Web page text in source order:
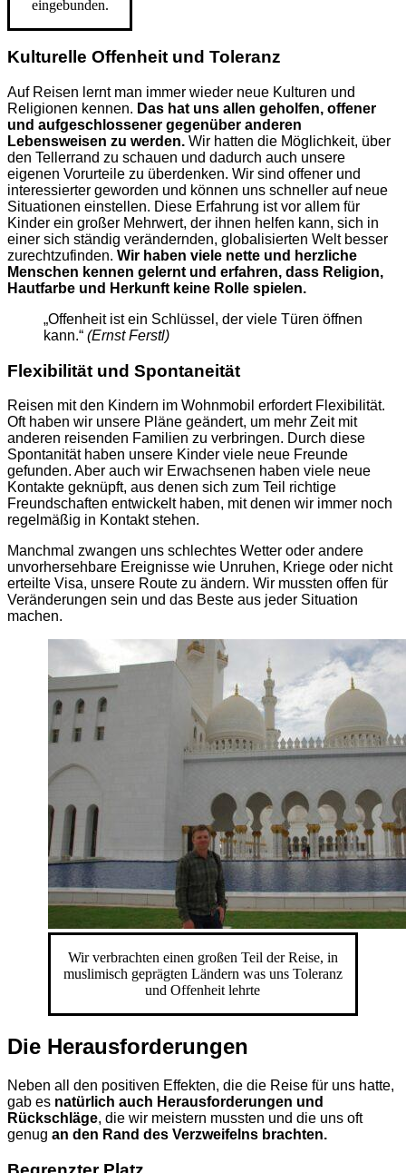
eingebunden.
Kulturelle Offenheit und Toleranz
Auf Reisen lernt man immer wieder neue Kulturen und
Religionen kennen. Das hat uns allen geholfen, offener
und aufgeschlossener gegenüber anderen
Lebensweisen zu werden. Wir hatten die Möglichkeit, über
den Tellerrand zu schauen und dadurch auch unsere
eigenen Vorurteile zu überdenken. Wir sind offener und
interessierter geworden und können uns schneller auf neue
Situationen einstellen. Diese Erfahrung ist vor allem für
Kinder ein großer Mehrwert, der ihnen helfen kann, sich in
einer sich ständig verändernden, globalisierten Welt besser
zurechtzufinden. Wir haben viele nette und herzliche
Menschen kennen gelernt und erfahren, dass Religion,
Hautfarbe und Herkunft keine Rolle spielen.
„Offenheit ist ein Schlüssel, der viele Türen öffnen
kann.“ (Ernst Ferstl)
Flexibilität und Spontaneität
Reisen mit den Kindern im Wohnmobil erfordert Flexibilität.
Oft haben wir unsere Pläne geändert, um mehr Zeit mit
anderen reisenden Familien zu verbringen. Durch diese
Spontanität haben unsere Kinder viele neue Freunde
gefunden. Aber auch wir Erwachsenen haben viele neue
Kontakte geknüpft, aus denen sich zum Teil richtige
Freundschaften entwickelt haben, mit denen wir immer noch
regelmäßig in Kontakt stehen.
Manchmal zwangen uns schlechtes Wetter oder andere
unvorhersehbare Ereignisse wie Unruhen, Kriege oder nicht
erteilte Visa, unsere Route zu ändern. Wir mussten offen für
Veränderungen sein und das Beste aus jeder Situation
machen.
Wir verbrachten einen großen Teil der Reise, in
muslimisch geprägten Ländern was uns Toleranz
und Offenheit lehrte
Die Herausforderungen
Neben all den positiven Effekten, die die Reise für uns hatte,
gab es natürlich auch Herausforderungen und
Rückschläge, die wir meistern mussten und die uns oft
genug an den Rand des Verzweifelns brachten.